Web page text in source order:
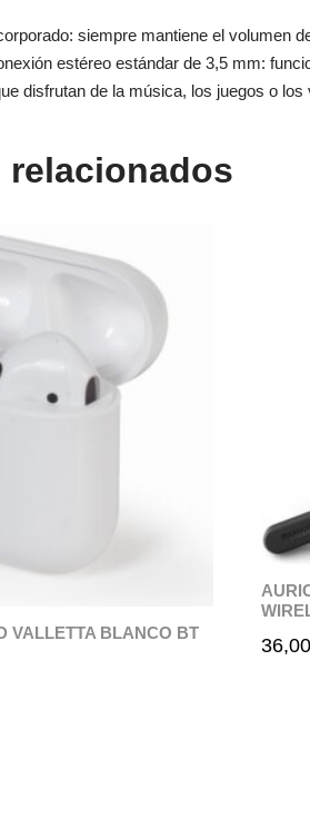
siempre mantiene el volumen
estéreo estándar de 3,5 mm:
disfrutan de la música, los juegos o los
relacionados
VALLETTA BLANCO BT
36,00